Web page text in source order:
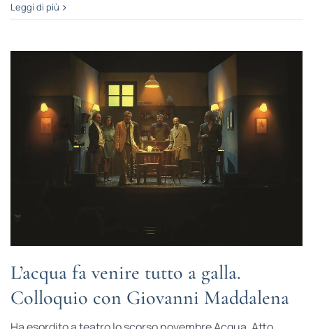
Leggi di più
L’acqua fa venire tutto a galla.
Colloquio con Giovanni Maddalena